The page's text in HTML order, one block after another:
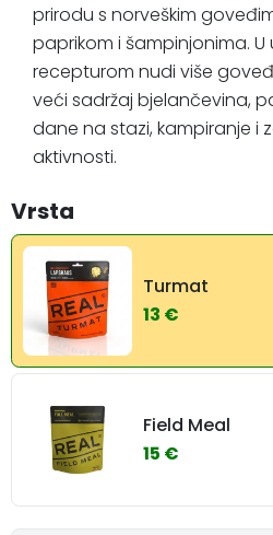
prirodu s norveškim
paprikom i šampinjonima.
recepturom nudi više
veći sadržaj bjelančevina,
dane na stazi, kampiranje i
aktivnosti.
Vrsta
Turmat
13 €
Field Meal
15 €